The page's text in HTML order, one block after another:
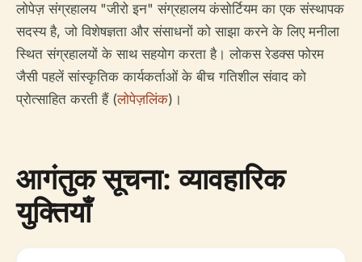
लोपेज़ संग्रहालय "जीरो इन" संग्रहालय कंसोर्टियम का एक संस्थापक
सदस्य है, जो विशेषज्ञता और संसाधनों को साझा करने के लिए मनीला
स्थित संग्रहालयों के साथ सहयोग करता है। लोकस रेडक्स फोरम
जैसी पहलें सांस्कृतिक कार्यकर्ताओं के बीच गतिशील संवाद को
प्रोत्साहित करती हैं (लोपेज़लिंक)।
आगंतुक सूचना: व्यावहारिक
युक्तियाँ